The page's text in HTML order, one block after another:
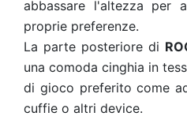
abbassare l'altezza per
proprie preferenze.
La parte posteriore di
una comoda cinghia in
di gioco preferito come
cuffie o altri device.